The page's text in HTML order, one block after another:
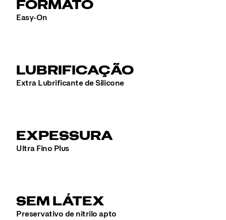
FORMATO
Easy-On
LUBRIFICAÇÃO
Extra Lubrificante de Silicone
EXPESSURA
Ultra Fino Plus
SEM LÁTEX
Preservativo de nitrilo apto